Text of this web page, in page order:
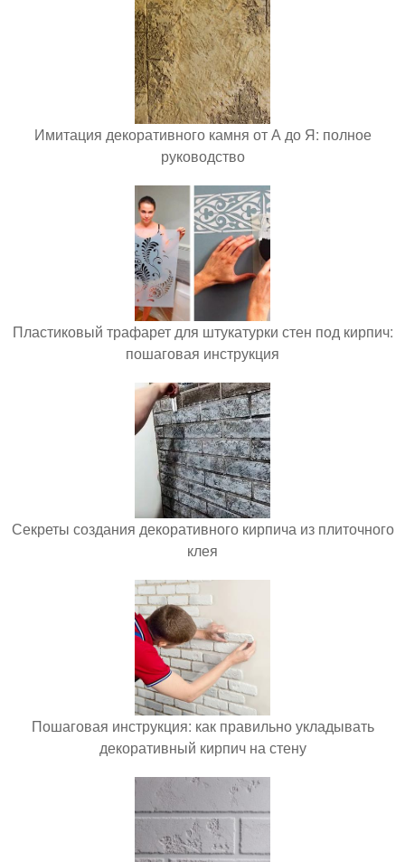
Имитация декоративного камня от А до Я: полное
руководство
Пластиковый трафарет для штукатурки стен под кирпич:
пошаговая инструкция
Секреты создания декоративного кирпича из плиточного
клея
Пошаговая инструкция: как правильно укладывать
декоративный кирпич на стену